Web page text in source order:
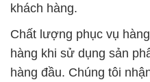
khách hàng.
Chất lượng phục vụ
hàng khi sử dụng sản
hàng đầu. Chúng tôi